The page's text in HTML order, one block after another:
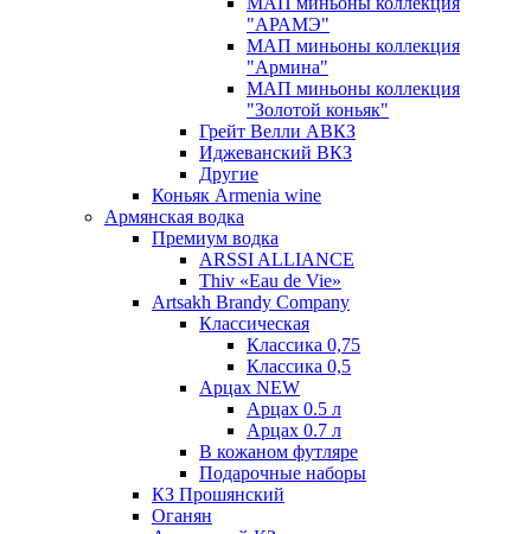
"АРАМЭ"
МАП миньоны коллекция
"Армина"
МАП миньоны коллекция
"Золотой коньяк"
Грейт Велли АВКЗ
Иджеванский ВКЗ
Другие
Коньяк Armenia wine
Армянская водка
Премиум водка
ARSSI ALLIANCE
Thiv «Eau de Vie»
Artsakh Brandy Company
Классическая
Классика 0,75
Классика 0,5
Арцах NEW
Арцах 0.5 л
Арцах 0.7 л
В кожаном футляре
Подарочные наборы
КЗ Прошянский
Оганян